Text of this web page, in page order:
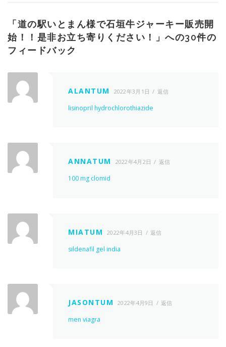
「 道の駅いとまん様で石垣牛ジャーキー販売開
始！！是非お立ち寄りください！
」への30件の
フィードバック
ALANTUM 2022年3月1日 返信
lisinopril hydrochlorothiazide
ANNATUM 2022年4月2日 返信
100 mg clomid
MIATUM 2022年4月3日 返信
sildenafil gel india
JASONTUM 2022年4月9日 返信
men viagra